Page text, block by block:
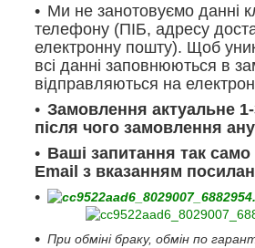
Ми не занотовуємо данні
телефону (ПІБ, адресу
електронну пошту). Щоб
всі данні заповнюються в
відправляються на
Замовлення актуальне 1-
після чого замовлення
Ваші запитання так
Email з вказанням
При обміні браку, обмін по